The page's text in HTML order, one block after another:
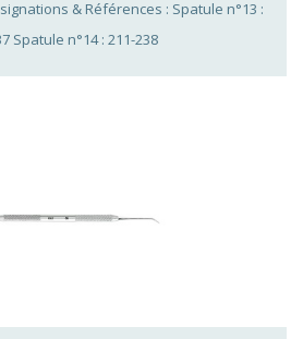
& Références : Spatule n°13 :
Spatule n°14 : 211-238